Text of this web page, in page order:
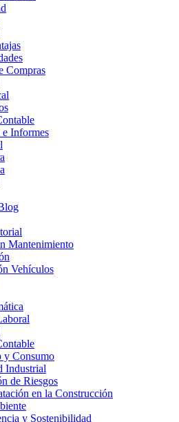
Compras
Informes
Mantenimiento
Vehículos
y Consumo
Industrial
de Riesgos
en la Construcción
y Sostenibilidad